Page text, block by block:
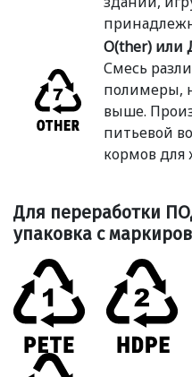
O(ther) или
Смесь
полимеры,
выше.
питьевой
кормов
Для переработки
упаковка с